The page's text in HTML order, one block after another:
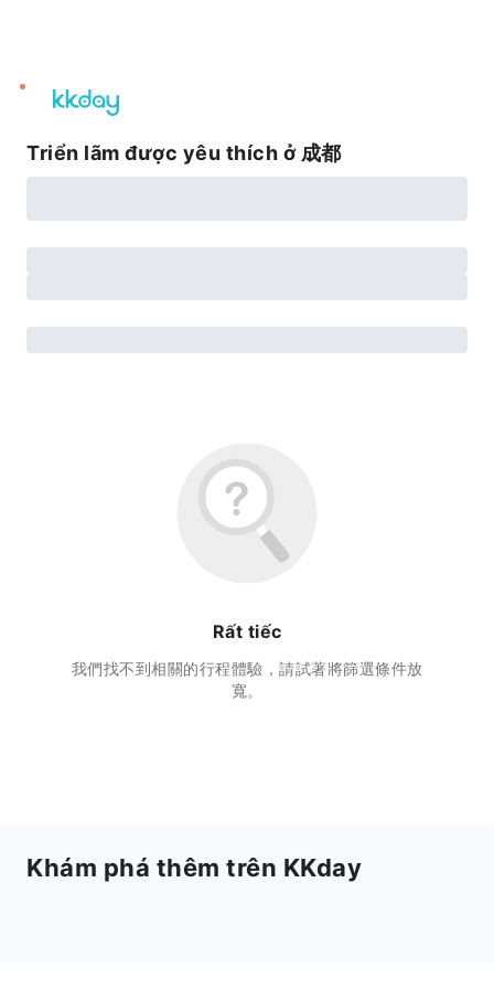
unread
notifications
Triển lãm được yêu thích ở 成都
Rất tiếc
我們找不到相關的行程體驗，請試著將篩選條件放
寬。
Khám phá thêm trên KKday